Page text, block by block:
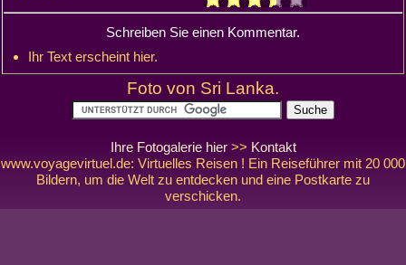
Schreiben Sie einen Kommentar.
Ihr Text erscheint hier.
Foto von Sri Lanka.
Ihre Fotogalerie hier>> Kontakt
www.voyagevirtuel.de: Virtuelles Reisen ! Ein Reiseführer mit 20 000
Bildern, um die Welt zu entdecken und eine Postkarte zu
verschicken.